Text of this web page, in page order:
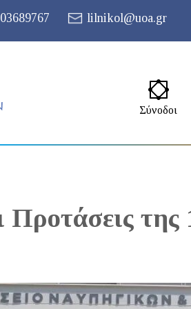
lilnikol@uoa.gr
Σύνοδοι
της